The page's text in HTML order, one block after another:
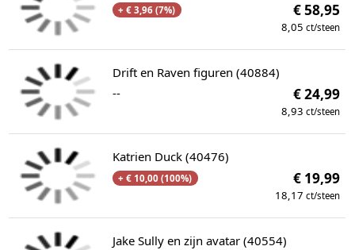
+ € 3,96 (7%) € 58,95
8,05 ct/steen
Drift en Raven figuren (40884)
--
€ 24,99
8,93 ct/steen
Katrien Duck (40476)
+ € 10,00 (100%) € 19,99
18,17 ct/steen
Jake Sully en zijn avatar (40554)